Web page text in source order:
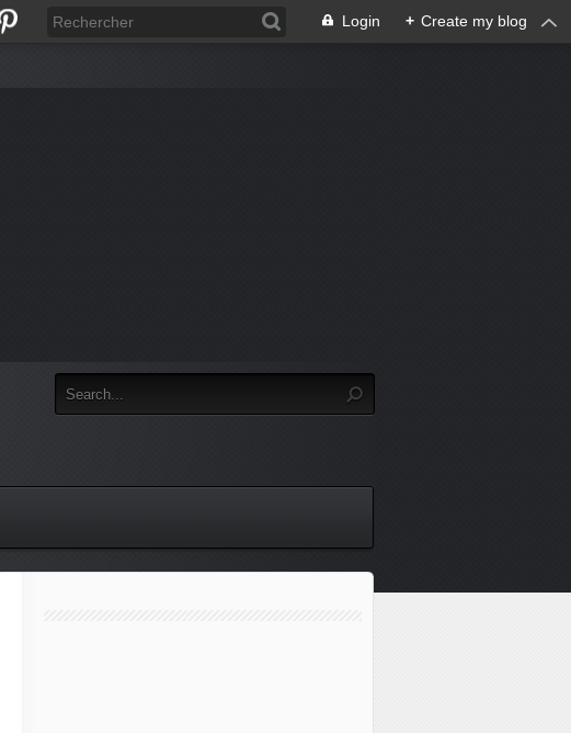
Login + Create my blog